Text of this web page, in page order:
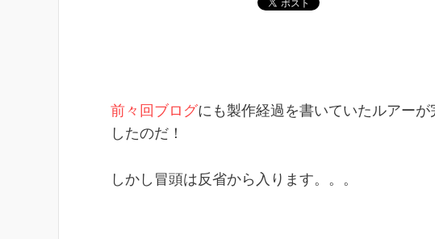
前々回ブログにも製作経過を書いていたルアーが
したのだ！
しかし冒頭は反省から入ります。。。